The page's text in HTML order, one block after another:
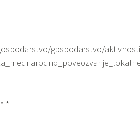
gospodarstvo/aktivnosti_
*